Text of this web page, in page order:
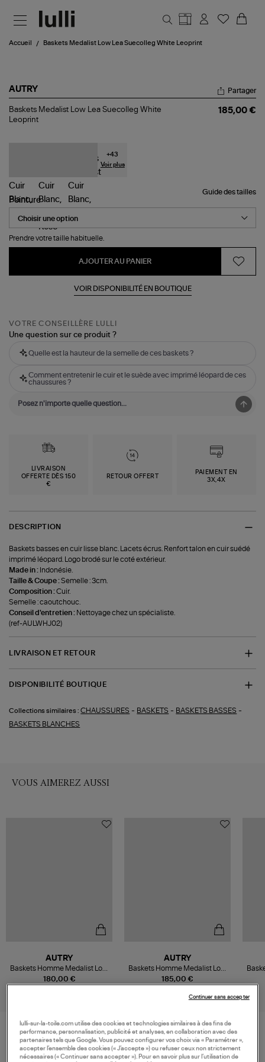
Accueil Baskets Medalist Low Lea Suecolleg White Leoprint
AUTRY
Baskets
Medalist
Low
Partager
Baskets Medalist Low Lea Suecolleg White
Leoprint
185,00 €
+43
Voir plus
Guide des tailles
Pointure
Prendre votre taille habituelle.
AJOUTER AU PANIER
VOIR DISPONIBILITÉ EN BOUTIQUE
VOTRE CONSEILLÈRE LULLI
Une question sur ce produit ?
Quelle est la hauteur de la semelle de ces baskets ?
Comment entretenir le cuir et le suède avec imprimé léopard de ces
chaussures ?
LIVRAISON
OFFERTE DÈS 150
€
RETOUR OFFERT
PAIEMENT EN
3X,4X
DESCRIPTION
Baskets basses en cuir lisse blanc. Lacets écrus. Renfort talon en cuir suédé
imprimé léopard. Logo brodé sur le coté extérieur.
Made in : Indonésie.
Taille & Coupe :Semelle : 3cm.
Composition :Cuir.
Semelle : caoutchouc.
Conseil d'entretien : Nettoyage chez un spécialiste.
(ref-AULWHJ02)
LIVRAISON ET RETOUR
DISPONIBILITÉ BOUTIQUE
Collections similaires : CHAUSSURES - BASKETS - BASKETS BASSES -
BASKETS BLANCHES
VOUS AIMEREZ AUSSI
180,00 €
AUTRY
Baskets Homme Medalist Low
Leat Suede White Bronzegrn
185,00 €
AUTRY
Baskets Homme Medalist Low
Lea Suecolleg White
Chocochip
VOS DERNIERS PRODUITS VUS
lulli-sur-la-toile.com utilise des cookies et technologies similaires à des fins de
performance, personnalisation, publicité et analyses, en collaboration avec des
partenaires tels que Google. Vous pouvez configurer vos choix via « Paramétrer »,
accepter l’ensemble des cookies (« J’accepte ») ou refuser ceux non strictement
nécessaires (« Continuer sans accepter »). Pour en savoir plus sur l’utilisation de
Continuer sans accepter